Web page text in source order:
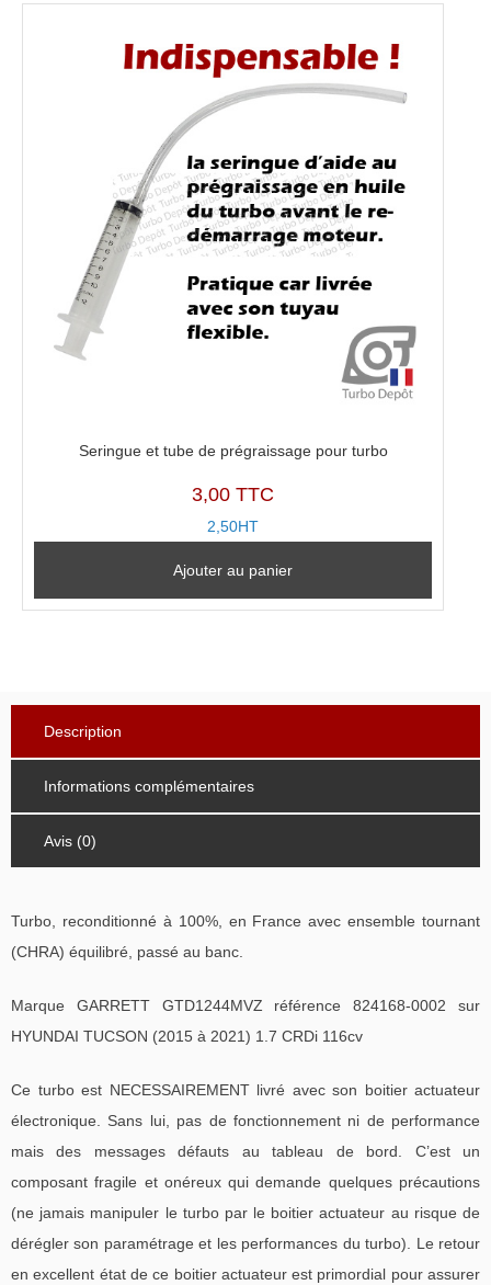
Seringue et tube de prégraissage pour turbo
3,00 TTC
2,50HT
Ajouter au panier
Description
Informations complémentaires
Avis (0)
Turbo, reconditionné à 100%, en France avec ensemble tournant
(CHRA) équilibré, passé au banc.
Marque GARRETT GTD1244MVZ référence 824168-0002 sur
HYUNDAI TUCSON (2015 à 2021) 1.7 CRDi 116cv
Ce turbo est NECESSAIREMENT livré avec son boitier actuateur
électronique. Sans lui, pas de fonctionnement ni de performance
mais des messages défauts au tableau de bord. C’est un
composant fragile et onéreux qui demande quelques précautions
(ne jamais manipuler le turbo par le boitier actuateur au risque de
dérégler son paramétrage et les performances du turbo). Le retour
en excellent état de ce boitier actuateur est primordial pour assurer